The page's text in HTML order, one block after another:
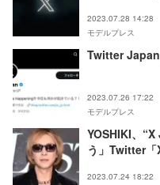
2023.07.28 14:28
モデルプレス
Twitter
2023.07.26 17:22
モデルプレス
YOSHIKI、
う」Twitter「
2023.07.24 18:22